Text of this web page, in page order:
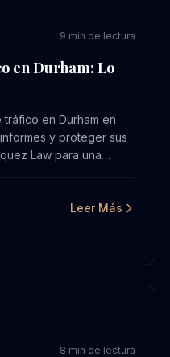
9 min de lectura
en Durham: Lo
en Durham en
y proteger sus
Law para una
Leer Más
Camiones: Cómo
8 min de lectura